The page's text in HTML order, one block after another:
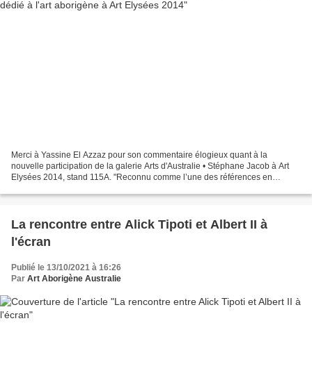
Merci à Yassine El Azzaz pour son commentaire élogieux quant à la
nouvelle participation de la galerie Arts d'Australie • Stéphane Jacob à Art
Elysées 2014, stand 115A. "Reconnu comme l’une des références en
La rencontre entre Alick Tipoti et Albert II à
l'écran
Publié le 13/10/2021 à 16:26
Par Art Aborigène Australie